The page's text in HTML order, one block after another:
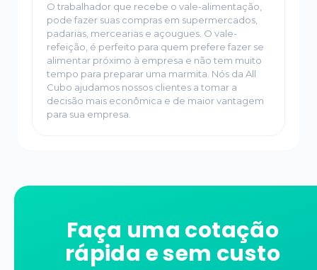
O trabalhador que recebe o vale-alimentação,
pode fazer suas compras em supermercados,
padarias, mercearias e açougues. O vale-
refeição, é perfeito para quem prefere fazer se
alimentar próximo à empresa e não tem muito
tempo para preparar uma marmita. Nós da All
Cubo ajudamos nossos clientes a tomar a
decisão mais econômica e de maior vantagem
para sua empresa.
Faça uma cotação
rápida e sem custo